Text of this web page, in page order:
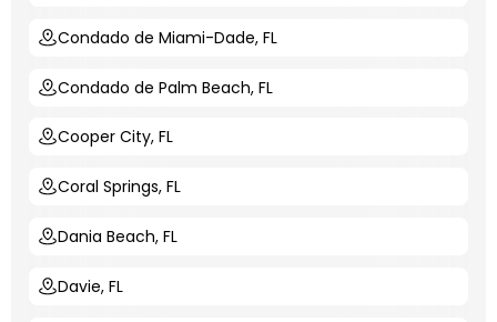
Condado de Miami-Dade, FL
Condado de Palm Beach, FL
Cooper City, FL
Coral Springs, FL
Dania Beach, FL
Davie, FL